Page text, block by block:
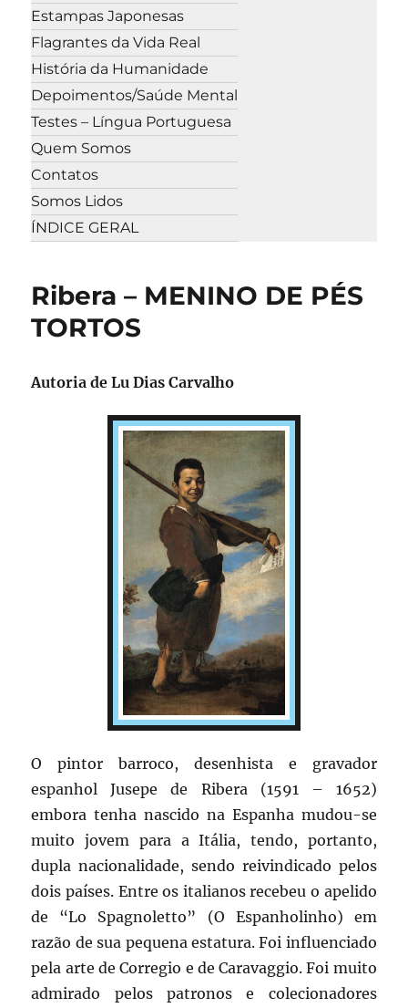
Estampas Japonesas
Flagrantes da Vida Real
História da Humanidade
Depoimentos/Saúde Mental
Testes – Língua Portuguesa
Quem Somos
Contatos
Somos Lidos
ÍNDICE GERAL
Ribera – MENINO DE PÉS
TORTOS
Autoria de Lu Dias Carvalho
O pintor barroco, desenhista e gravador
espanhol Jusepe de Ribera (1591 – 1652)
embora tenha nascido na Espanha mudou-se
muito jovem para a Itália, tendo, portanto,
dupla nacionalidade, sendo reivindicado pelos
dois países. Entre os italianos recebeu o apelido
de “Lo Spagnoletto” (O Espanholinho) em
razão de sua pequena estatura. Foi influenciado
pela arte de Corregio e de Caravaggio. Foi muito
admirado pelos patronos e colecionadores